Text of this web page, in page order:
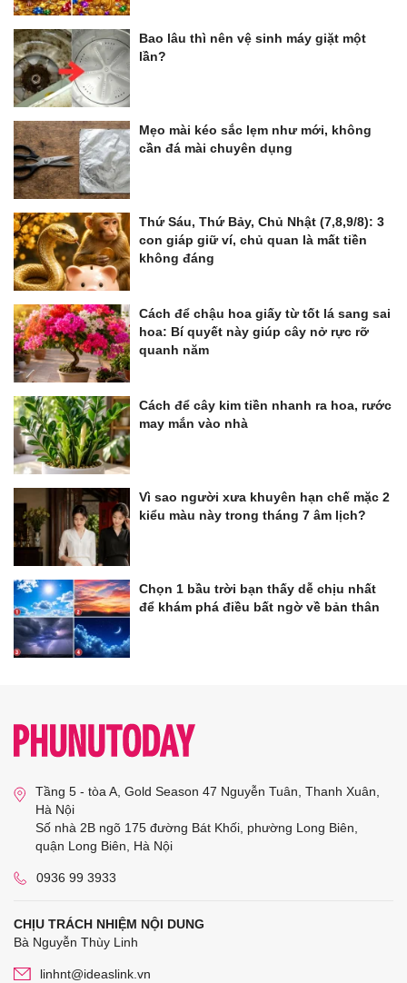
Bao lâu thì nên vệ sinh máy giặt một
lần?
Mẹo mài kéo sắc lẹm như mới, không
cần đá mài chuyên dụng
Thứ Sáu, Thứ Bảy, Chủ Nhật (7,8,9/8): 3
con giáp giữ ví, chủ quan là mất tiền
không đáng
Cách để chậu hoa giấy từ tốt lá sang sai
hoa: Bí quyết này giúp cây nở rực rỡ
quanh năm
Cách để cây kim tiền nhanh ra hoa, rước
may mắn vào nhà
Vì sao người xưa khuyên hạn chế mặc 2
kiểu màu này trong tháng 7 âm lịch?
Chọn 1 bầu trời bạn thấy dễ chịu nhất
để khám phá điều bất ngờ về bản thân
Tầng 5 - tòa A, Gold Season 47 Nguyễn Tuân, Thanh Xuân,
Hà Nội
Số nhà 2B ngõ 175 đường Bát Khối, phường Long Biên,
quận Long Biên, Hà Nội
0936 99 3933
CHỊU TRÁCH NHIỆM NỘI DUNG
Bà Nguyễn Thùy Linh
linhnt@ideaslink.vn